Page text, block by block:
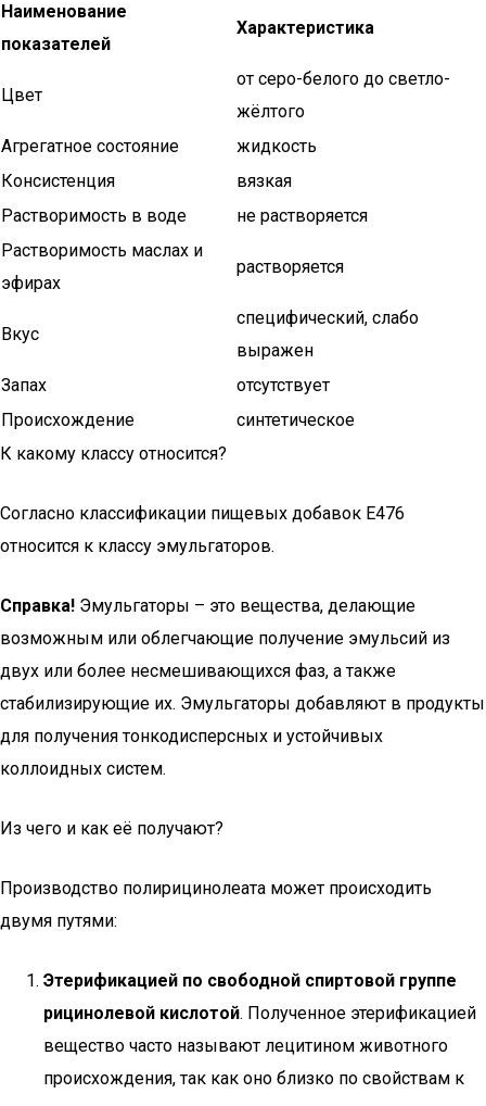
Наименование
показателей
Характеристика
Цвет
от серо-белого до светло-
жёлтого
Агрегатное состояние
жидкость
Консистенция
вязкая
Растворимость в воде
не растворяется
Растворимость маслах и
эфирах
растворяется
Вкус
специфический, слабо
выражен
Запах
отсутствует
Происхождение
синтетическое
К какому классу относится?
Согласно классификации пищевых добавок Е476
относится к классу эмульгаторов.
Справка! Эмульгаторы – это вещества, делающие
возможным или облегчающие получение эмульсий из
двух или более несмешивающихся фаз, а также
стабилизирующие их. Эмульгаторы добавляют в продукты
для получения тонкодисперсных и устойчивых
коллоидных систем.
Из чего и как её получают?
Производство полирицинолеата может происходить
двумя путями:
Этерификацией по свободной спиртовой группе
рицинолевой кислотой. Полученное этерификацией
вещество часто называют лецитином животного
происхождения, так как оно близко по свойствам к